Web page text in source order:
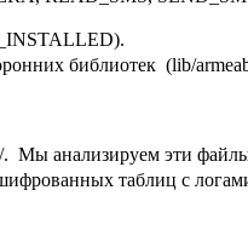
библиотек (lib/
Мы анализируем эти
таблиц с